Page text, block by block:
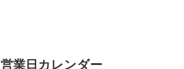
営業日カレンダー